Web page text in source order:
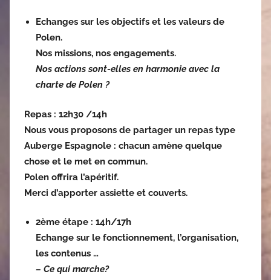
Echanges sur les objectifs et les valeurs de
Polen.
Nos missions, nos engagements.
Nos actions sont-elles en harmonie avec la
charte de Polen ?
Repas : 12h30 /14h
Nous vous proposons de partager un repas type
Auberge Espagnole : chacun amène quelque
chose et le met en commun.
Polen offrira l’apéritif.
Merci d’apporter assiette et couverts.
2ème étape : 14h/17h
Echange sur le fonctionnement, l’organisation,
les contenus …
– Ce qui marche?